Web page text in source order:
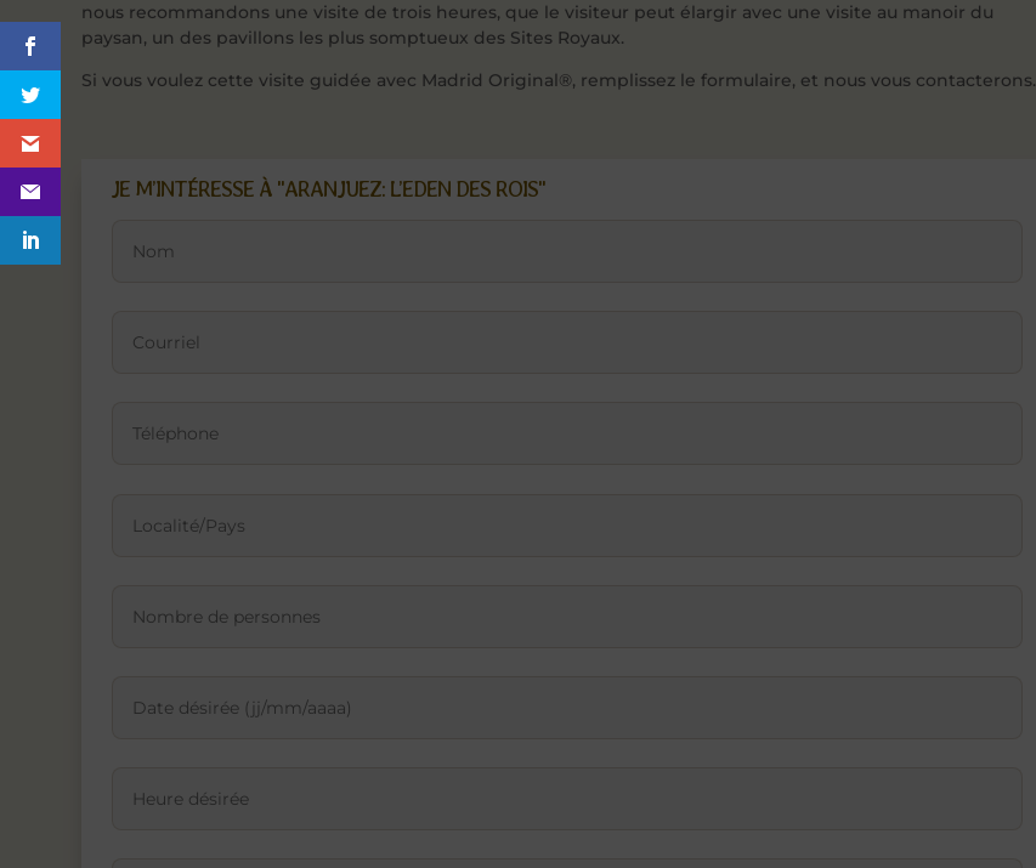
nous recommandons une visite de trois heures, que le visiteur peut élargir avec une visite au manoir du
paysan, un des pavillons les plus somptueux des Sites Royaux.
Si vous voulez cette visite guidée avec Madrid Original®, remplissez le formulaire, et nous vous contacterons.
JE M’INTÉRESSE À "ARANJUEZ: L’EDEN DES ROIS"